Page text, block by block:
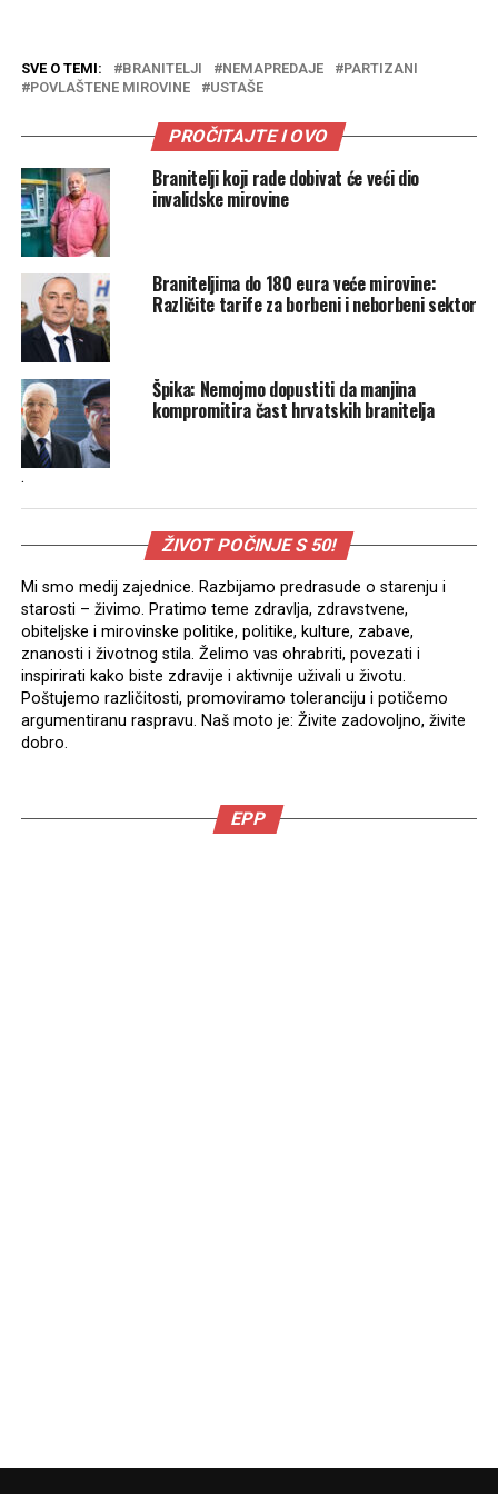
SVE O TEMI: BRANITELJI NEMAPREDAJE
PARTIZANI
POVLAŠTENE MIROVINE
USTAŠE
PROČITAJTE I OVO
Branitelji koji rade dobivat će veći dio
invalidske mirovine
Braniteljima do 180 eura veće mirovine:
Različite tarife za borbeni i neborbeni sektor
Špika: Nemojmo dopustiti da manjina
kompromitira čast hrvatskih branitelja
.
ŽIVOT POČINJE S 50!
Mi smo medij zajednice. Razbijamo predrasude o starenju i
starosti – živimo. Pratimo teme zdravlja, zdravstvene,
obiteljske i mirovinske politike, politike, kulture, zabave,
znanosti i životnog stila. Želimo vas ohrabriti, povezati i
inspirirati kako biste zdravije i aktivnije uživali u životu.
Poštujemo različitosti, promoviramo toleranciju i potičemo
argumentiranu raspravu. Naš moto je: Živite zadovoljno, živite
dobro.
EPP